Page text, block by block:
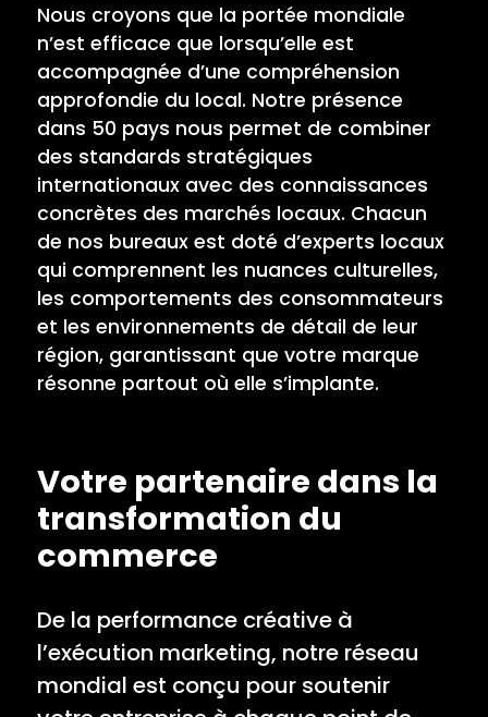
Nous croyons que la portée mondiale
n’est efficace que lorsqu’elle est
accompagnée d’une compréhension
approfondie du local. Notre présence
dans 50 pays nous permet de combiner
des standards stratégiques
internationaux avec des connaissances
concrètes des marchés locaux. Chacun
de nos bureaux est doté d’experts locaux
qui comprennent les nuances culturelles,
les comportements des consommateurs
et les environnements de détail de leur
région, garantissant que votre marque
résonne partout où elle s’implante.
Votre partenaire dans la
transformation du
commerce
De la performance créative à
l’exécution marketing, notre réseau
mondial est conçu pour soutenir